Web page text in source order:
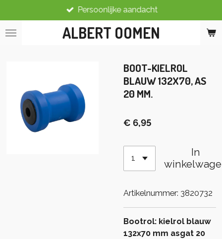
direct
naar
ALBERT OOMEN
Persoonlijke aandacht
BOOT-KIELROL
BLAUW 132X70, AS
20 MM.
€ 6,95
In
Artikelnummer: 3820732
Bootrol: kielrol blauw
132x70 mm asgat 20